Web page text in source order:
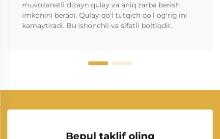
muvozanatli dizayn qulay va aniq zarba berish
imkonini beradi. Qulay qo'l tutqich qo'l og'rig'ini
kamaytiradi. Bu ishonchli va sifatli boltiqdir.
Bepul taklif oling